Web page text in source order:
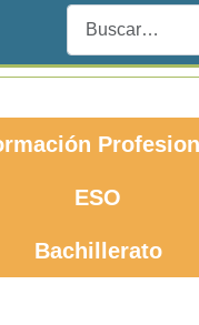
ESO
Bachillerato